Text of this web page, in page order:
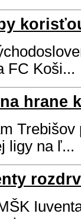
FC Koši...
hrane
ligy na ľ...